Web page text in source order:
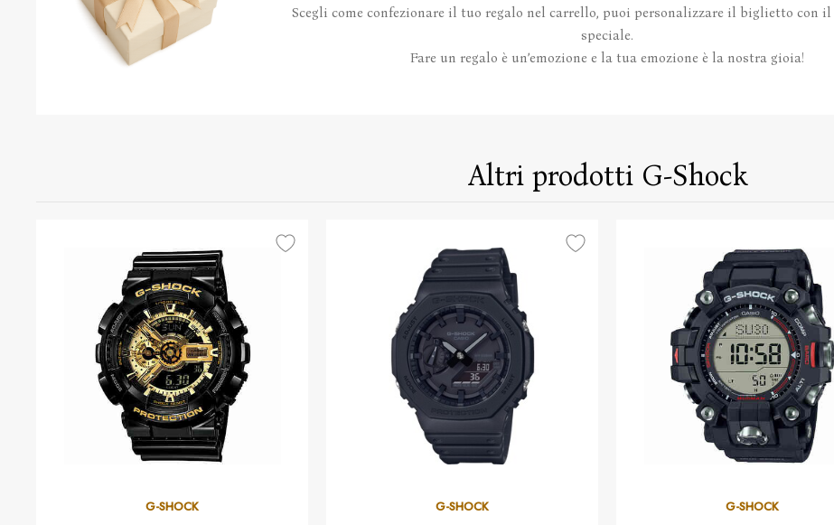
Scegli come confezionare il tuo regalo nel carrello, puoi personalizzare il biglietto con il
speciale.
Fare un regalo è un’emozione e la tua emozione è la nostra gioia!
Altri prodotti G-Shock
G-SHOCK G-SHOCK G-SHOCK